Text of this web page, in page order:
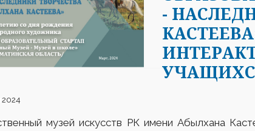
-
музей искусств РК имени Абылхана